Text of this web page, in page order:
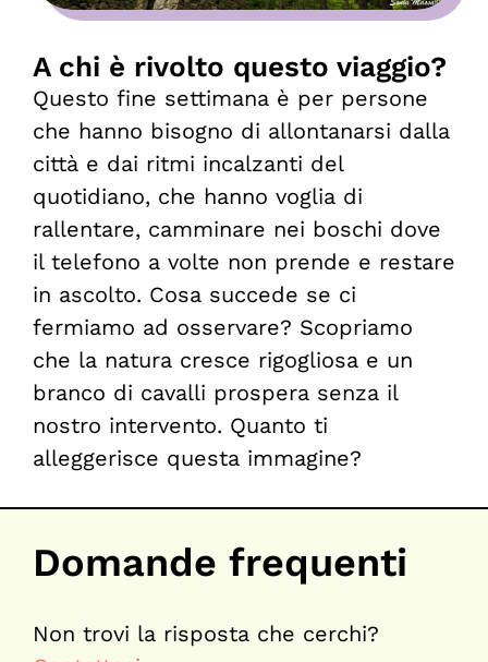
A chi è rivolto questo viaggio?
Questo fine settimana è per persone
che hanno bisogno di allontanarsi dalla
città e dai ritmi incalzanti del
quotidiano, che hanno voglia di
rallentare, camminare nei boschi dove
il telefono a volte non prende e restare
in ascolto. Cosa succede se ci
fermiamo ad osservare? Scopriamo
che la natura cresce rigogliosa e un
branco di cavalli prospera senza il
nostro intervento. Quanto ti
alleggerisce questa immagine?
Domande frequenti
Non trovi la risposta che cerchi?